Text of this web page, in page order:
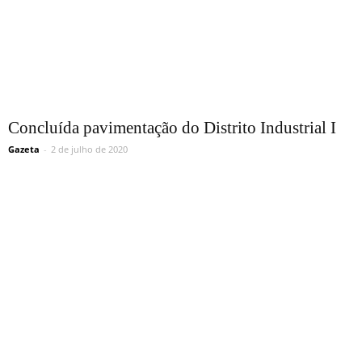
Concluída pavimentação do Distrito Industrial I
Gazeta - 2 de julho de 2020